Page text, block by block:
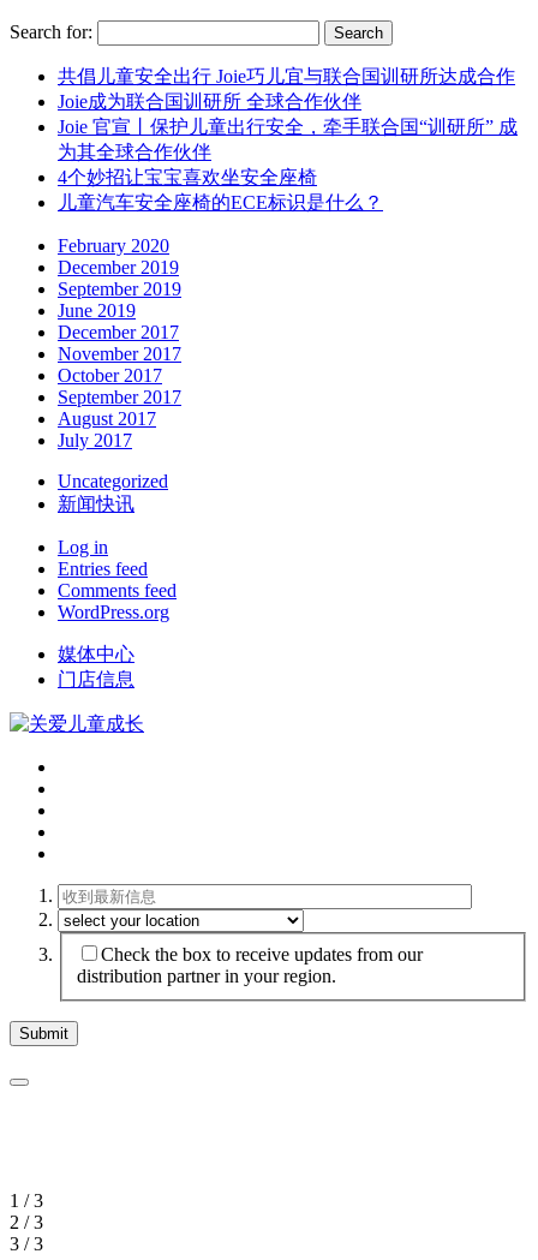
Search for:
共倡儿童安全出行 Joie巧儿宜与联合国训研所达成合作
Joie成为联合国训研所 全球合作伙伴
Joie 官宣丨保护儿童出行安全，牵手联合国“训研所” 成
为其全球合作伙伴
4个妙招让宝宝喜欢坐安全座椅
儿童汽车安全座椅的ECE标识是什么？
February 2020
December 2019
September 2019
June 2019
December 2017
November 2017
October 2017
September 2017
August 2017
July 2017
Uncategorized
新闻快讯
Log in
Entries feed
Comments feed
WordPress.org
媒体中心
门店信息
Check the box to receive updates from our
distribution partner in your region.
1 / 3
2 / 3
3 / 3